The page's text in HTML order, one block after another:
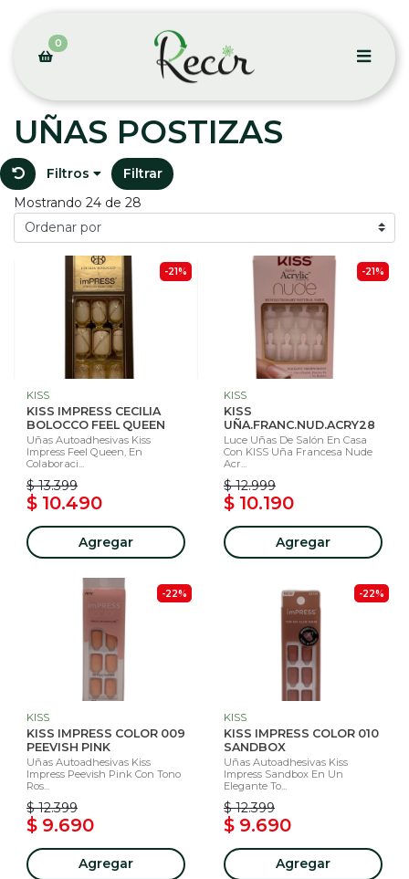
0
UÑAS POSTIZAS
Filtros
Filtrar
Mostrando 24 de 28
-21%
KISS
KISS IMPRESS CECILIA
BOLOCCO FEEL QUEEN
Uñas Autoadhesivas Kiss
Impress Feel Queen, En
Colaboraci...
$ 13.399
$ 10.490
Agregar
-21%
KISS
KISS
UÑA.FRANC.NUD.ACRY28
Luce Uñas De Salón En Casa
Con KISS Uña Francesa Nude
Acr...
$ 12.999
$ 10.190
Agregar
-22%
KISS
KISS IMPRESS COLOR 009
PEEVISH PINK
Uñas Autoadhesivas Kiss
Impress Peevish Pink Con Tono
Ros...
$ 12.399
$ 9.690
Agregar
-22%
KISS
KISS IMPRESS COLOR 010
SANDBOX
Uñas Autoadhesivas Kiss
Impress Sandbox En Un
Elegante To...
$ 12.399
$ 9.690
Agregar